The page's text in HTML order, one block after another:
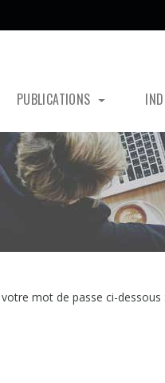
PUBLICATIONS
mot de passe ci-dessous :